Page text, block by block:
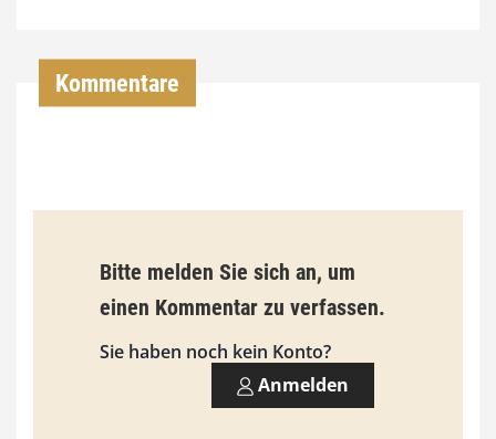
€
i
s
9
Kommentare
Bitte melden Sie sich an, um
einen Kommentar zu verfassen.
Sie haben noch kein Konto?
Anmelden